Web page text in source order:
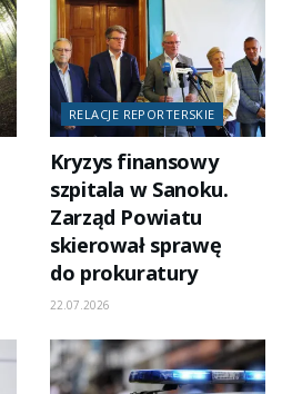
RELACJE REPORTERSKIE
Kryzys finansowy
szpitala w Sanoku.
Zarząd Powiatu
skierował sprawę
do prokuratury
22.07.2026